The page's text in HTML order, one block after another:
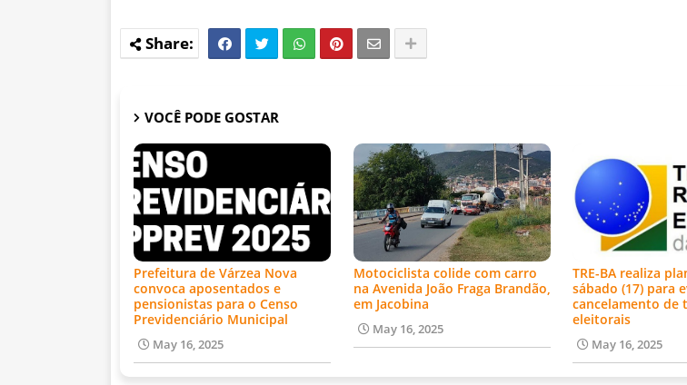
VOCÊ PODE GOSTAR
Prefeitura de Várzea Nova
convoca aposentados e
pensionistas para o Censo
Previdenciário Municipal
May 16, 2025
Motociclista colide com carro
na Avenida João Fraga Brandão,
em Jacobina
May 16, 2025
TRE-BA realiza
sábado (17) para
cancelamento de
eleitorais
May 16, 2025